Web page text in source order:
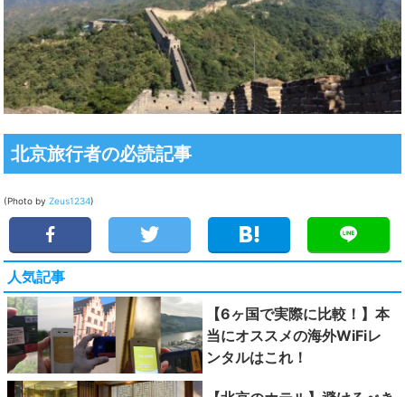
北京旅行者の必読記事
(Photo by Zeus1234)
人気記事
【6ヶ国で実際に比較！】本
当にオススメの海外WiFiレ
ンタルはこれ！